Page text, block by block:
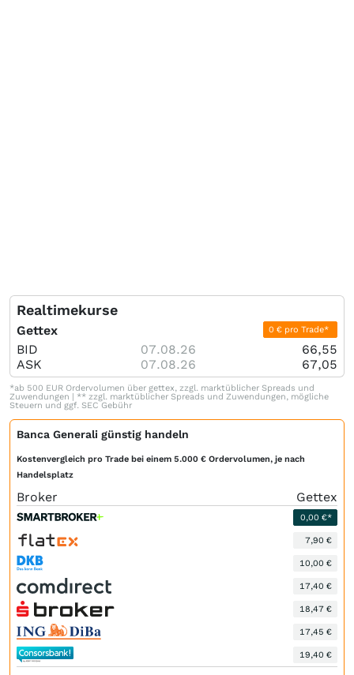
Realtimekurse
Gettex 0 € pro Trade*
BID 07.08.26
66,55
ASK
07.08.26 67,05
*ab 500 EUR Ordervolumen über gettex, zzgl. marktüblicher Spreads und
Zuwendungen | ** zzgl. marktüblicher Spreads und Zuwendungen, mögliche
Steuern und ggf. SEC Gebühr
Banca Generali günstig handeln
Kostenvergleich pro Trade bei einem 5.000 € Ordervolumen, je nach
Handelsplatz
Broker Gettex
0,00 €*
7,90 €
10,00 €
17,40 €
18,47 €
17,45 €
19,40 €